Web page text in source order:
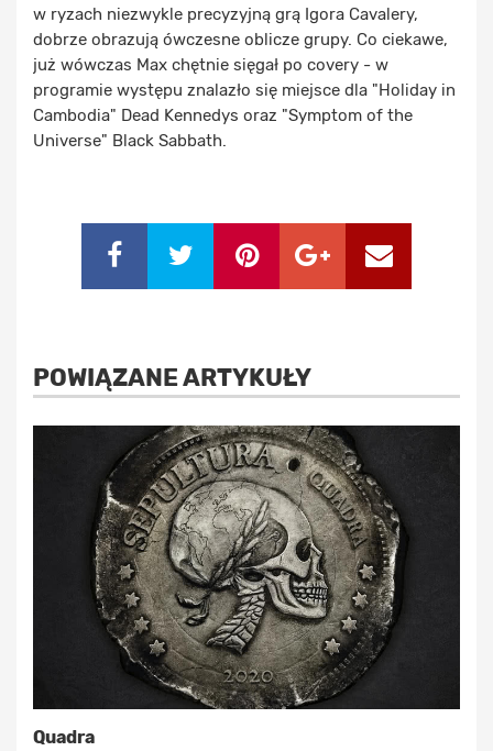
w ryzach niezwykle precyzyjną grą Igora Cavalery,
dobrze obrazują ówczesne oblicze grupy. Co ciekawe,
już wówczas Max chętnie sięgał po covery - w
programie występu znalazło się miejsce dla "Holiday in
Cambodia" Dead Kennedys oraz "Symptom of the
Universe" Black Sabbath.
POWIĄZANE ARTYKUŁY
Quadra